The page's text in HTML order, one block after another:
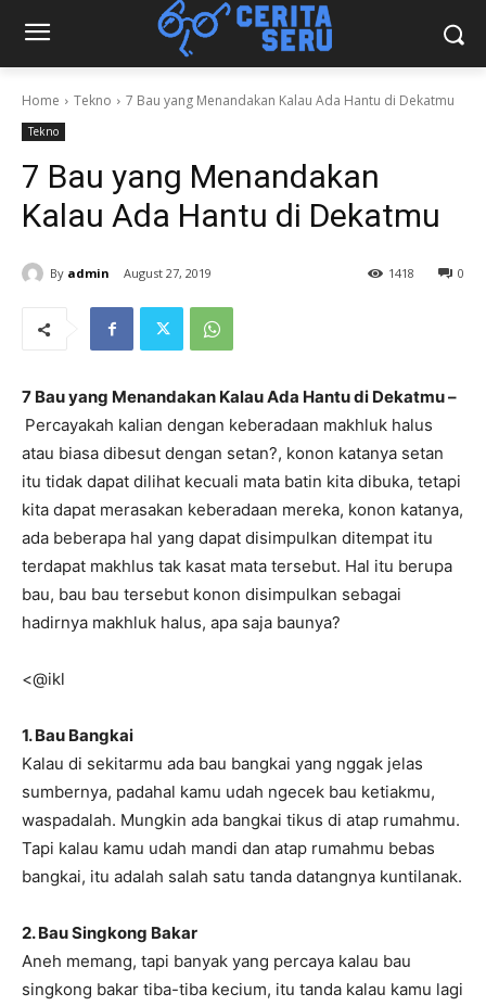
Home Tekno 7 Bau yang Menandakan Kalau Ada Hantu di Dekatmu
Tekno
7 Bau yang Menandakan
Kalau Ada Hantu di Dekatmu
By admin August 27, 2019 0
1418
7 Bau yang Menandakan Kalau Ada Hantu di Dekatmu –
Percayakah kalian dengan keberadaan makhluk halus
atau biasa dibesut dengan setan?, konon katanya setan
itu tidak dapat dilihat kecuali mata batin kita dibuka, tetapi
kita dapat merasakan keberadaan mereka, konon katanya,
ada beberapa hal yang dapat disimpulkan ditempat itu
terdapat makhlus tak kasat mata tersebut. Hal itu berupa
bau, bau bau tersebut konon disimpulkan sebagai
hadirnya makhluk halus, apa saja baunya?
<@ikl
1. Bau Bangkai
Kalau di sekitarmu ada bau bangkai yang nggak jelas
sumbernya, padahal kamu udah ngecek bau ketiakmu,
waspadalah. Mungkin ada bangkai tikus di atap rumahmu.
Tapi kalau kamu udah mandi dan atap rumahmu bebas
bangkai, itu adalah salah satu tanda datangnya kuntilanak.
2. Bau Singkong Bakar
Aneh memang, tapi banyak yang percaya kalau bau
singkong bakar tiba-tiba kecium, itu tanda kalau kamu lagi